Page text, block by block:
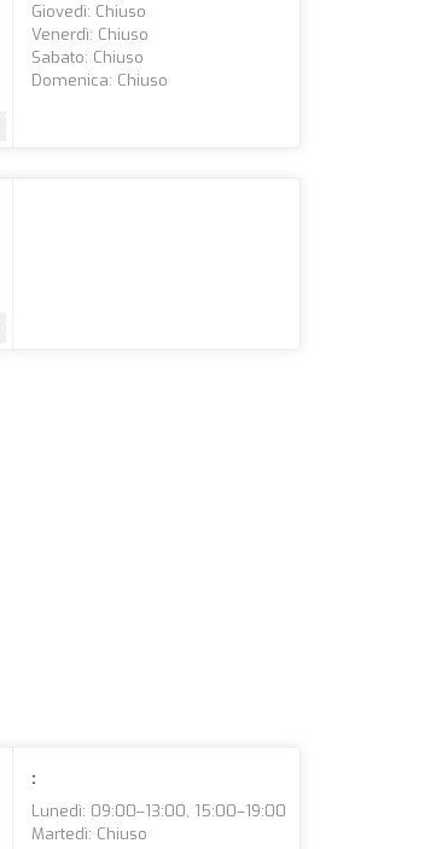
Giovedì: Chiuso
Venerdì: Chiuso
Sabato: Chiuso
Domenica: Chiuso
:
Lunedì: 09:00–13:00, 15:00–19:00
Martedì: Chiuso